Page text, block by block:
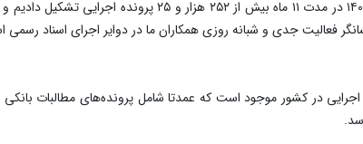
کرد: در حال حاضر بیش از ۵۵ هزار و ۵۹۰ پرونده اجرایی در کشور موجود است که عمدتا شامل